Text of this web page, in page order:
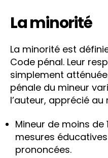
La minorité
La minorité est
Code pénal. Leur
simplement
pénale du mineur
l’auteur, apprécié
Mineur de moins de
mesures
prononcées.